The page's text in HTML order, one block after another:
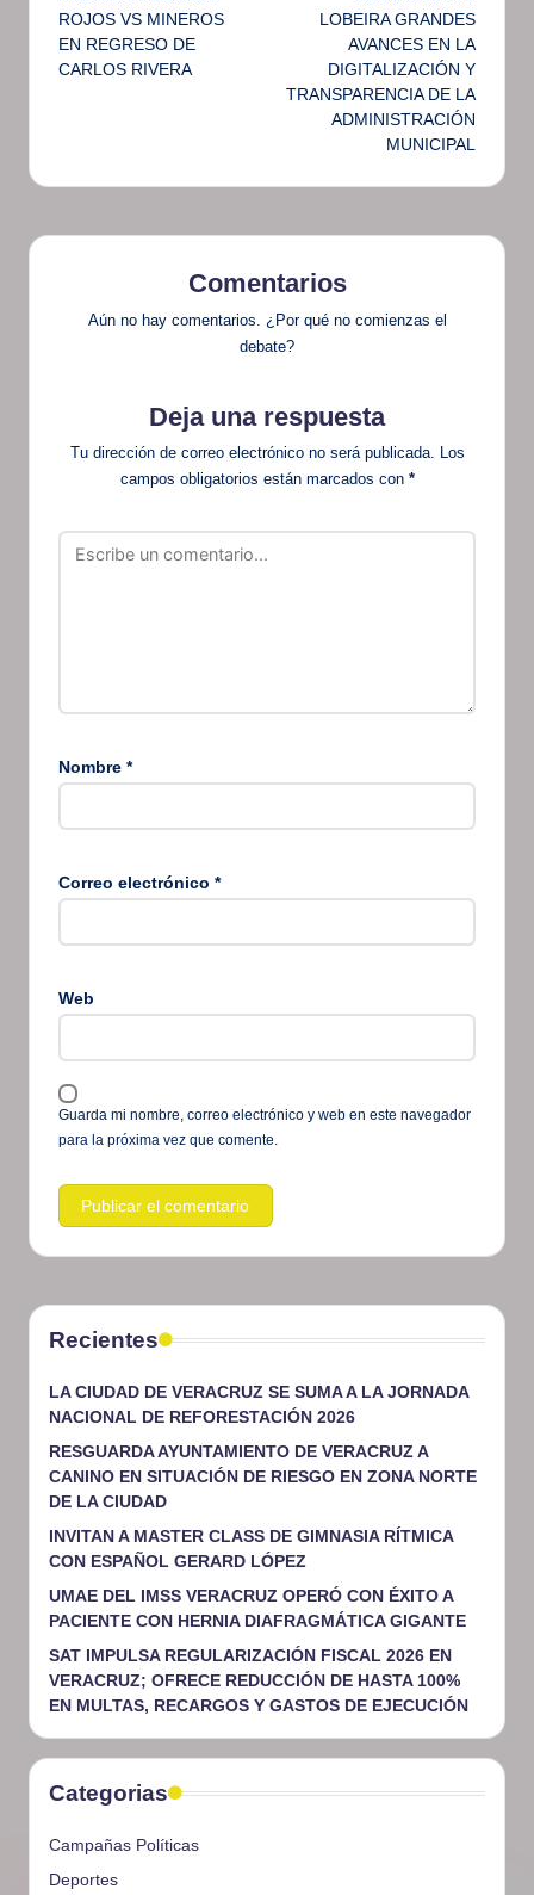
de
entradas
ROJOS VS MINEROS
EN REGRESO DE
CARLOS RIVERA
LOBEIRA GRANDES
AVANCES EN LA
DIGITALIZACIÓN Y
TRANSPARENCIA DE LA
ADMINISTRACIÓN
MUNICIPAL
Comentarios
Aún no hay comentarios. ¿Por qué no comienzas el
debate?
Deja una respuesta
Tu dirección de correo electrónico no será publicada. Los
campos obligatorios están marcados con *
Nombre *
Correo electrónico *
Web
Guarda mi nombre, correo electrónico y web en este navegador
para la próxima vez que comente.
Recientes
LA CIUDAD DE VERACRUZ SE SUMA A LA JORNADA
NACIONAL DE REFORESTACIÓN 2026
RESGUARDA AYUNTAMIENTO DE VERACRUZ A
CANINO EN SITUACIÓN DE RIESGO EN ZONA NORTE
DE LA CIUDAD
INVITAN A MASTER CLASS DE GIMNASIA RÍTMICA
CON ESPAÑOL GERARD LÓPEZ
UMAE DEL IMSS VERACRUZ OPERÓ CON ÉXITO A
PACIENTE CON HERNIA DIAFRAGMÁTICA GIGANTE
SAT IMPULSA REGULARIZACIÓN FISCAL 2026 EN
VERACRUZ; OFRECE REDUCCIÓN DE HASTA 100%
EN MULTAS, RECARGOS Y GASTOS DE EJECUCIÓN
Categorias
Campañas Políticas
Deportes